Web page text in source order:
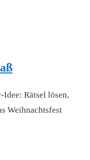
Rätsel lösen,
Weihnachtsfest